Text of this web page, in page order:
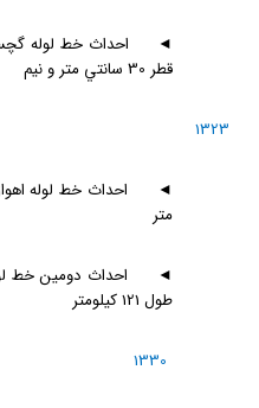
◄
قطر 30 سانتي متر و نيم
1323
◄
متر
◄
طول 121 كيلومتر
1330